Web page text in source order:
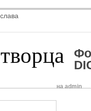
на admin